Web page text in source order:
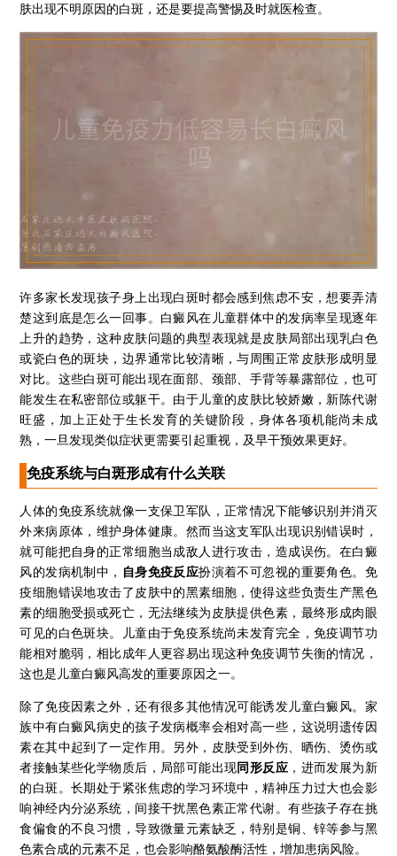
肤出现不明原因的白斑，还是要提高警惕及时就医检查。
许多家长发现孩子身上出现白斑时都会感到焦虑不安，想要弄清
楚这到底是怎么一回事。白癜风在儿童群体中的发病率呈现逐年
上升的趋势，这种皮肤问题的典型表现就是皮肤局部出现乳白色
或瓷白色的斑块，边界通常比较清晰，与周围正常皮肤形成明显
对比。这些白斑可能出现在面部、颈部、手背等暴露部位，也可
能发生在私密部位或躯干。由于儿童的皮肤比较娇嫩，新陈代谢
旺盛，加上正处于生长发育的关键阶段，身体各项机能尚未成
熟，一旦发现类似症状更需要引起重视，及早干预效果更好。
免疫系统与白斑形成有什么关联
人体的免疫系统就像一支保卫军队，正常情况下能够识别并消灭
外来病原体，维护身体健康。然而当这支军队出现识别错误时，
就可能把自身的正常细胞当成敌人进行攻击，造成误伤。在白癜
风的发病机制中， 自身免疫反应扮演着不可忽视的重要角色。免
疫细胞错误地攻击了皮肤中的黑素细胞，使得这些负责生产黑色
素的细胞受损或死亡，无法继续为皮肤提供色素，最终形成肉眼
可见的白色斑块。儿童由于免疫系统尚未发育完全，免疫调节功
能相对脆弱，相比成年人更容易出现这种免疫调节失衡的情况，
这也是儿童白癜风高发的重要原因之一。
除了免疫因素之外，还有很多其他情况可能诱发儿童白癜风。家
族中有白癜风病史的孩子发病概率会相对高一些，这说明遗传因
素在其中起到了一定作用。另外，皮肤受到外伤、晒伤、烫伤或
者接触某些化学物质后，局部可能出现同形反应 ，进而发展为新
的白斑。长期处于紧张焦虑的学习环境中，精神压力过大也会影
响神经内分泌系统，间接干扰黑色素正常代谢。有些孩子存在挑
食偏食的不良习惯，导致微量元素缺乏，特别是铜、锌等参与黑
色素合成的元素不足，也会影响酪氨酸酶活性，增加患病风险。